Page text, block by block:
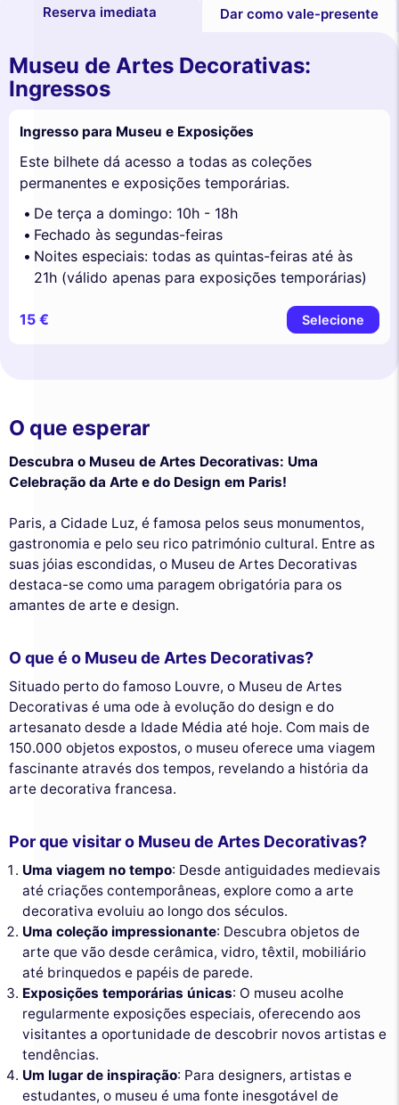
Reserva imediata Dar como vale-presente
Museu de Artes Decorativas:
Ingressos
Ingresso para Museu e Exposições
Este bilhete dá acesso a todas as coleções
permanentes e exposições temporárias.
De terça a domingo: 10h - 18h
Fechado às segundas-feiras
Noites especiais: todas as quintas-feiras até às
21h (válido apenas para exposições temporárias)
15 € Selecione
O que esperar
Descubra o Museu de Artes Decorativas: Uma
Celebração da Arte e do Design em Paris!
Paris, a Cidade Luz, é famosa pelos seus monumentos,
gastronomia e pelo seu rico património cultural. Entre as
suas jóias escondidas, o Museu de Artes Decorativas
destaca-se como uma paragem obrigatória para os
amantes de arte e design.
O que é o Museu de Artes Decorativas?
Situado perto do famoso Louvre, o Museu de Artes
Decorativas é uma ode à evolução do design e do
artesanato desde a Idade Média até hoje. Com mais de
150.000 objetos expostos, o museu oferece uma viagem
fascinante através dos tempos, revelando a história da
arte decorativa francesa.
Por que visitar o Museu de Artes Decorativas?
Uma viagem no tempo: Desde antiguidades medievais
até criações contemporâneas, explore como a arte
decorativa evoluiu ao longo dos séculos.
Uma coleção impressionante: Descubra objetos de
arte que vão desde cerâmica, vidro, têxtil, mobiliário
até brinquedos e papéis de parede.
Exposições temporárias únicas: O museu acolhe
regularmente exposições especiais, oferecendo aos
visitantes a oportunidade de descobrir novos artistas e
tendências.
Um lugar de inspiração: Para designers, artistas e
estudantes, o museu é uma fonte inesgotável de